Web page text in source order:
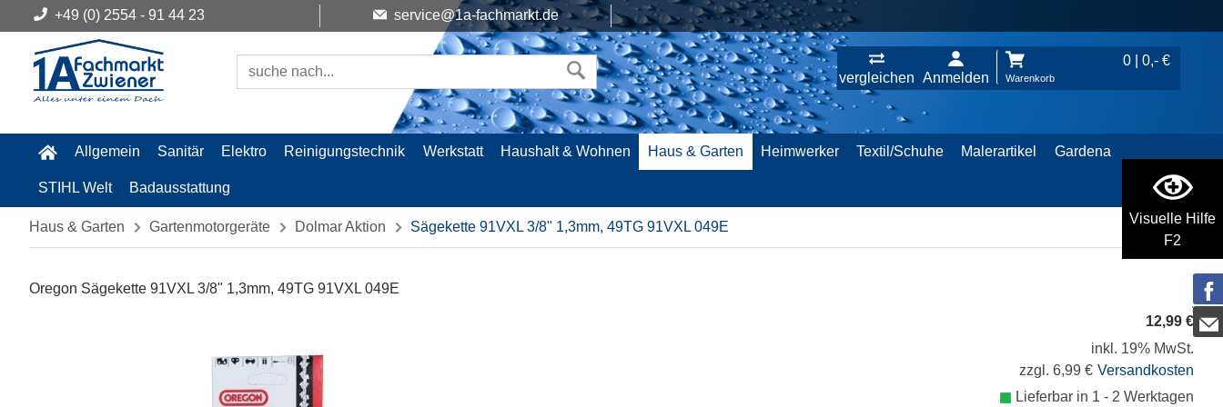
Visuelle Hilfe
F2
+49 (0) 2554 - 91 44 23 service@1a-fachmarkt.de
vergleichen Anmelden
0 | 0,- €
Warenkorb
Allgemein Sanitär Elektro Reinigungstechnik Werkstatt Haushalt & Wohnen Haus & Garten Heimwerker Textil/Schuhe Malerartikel Gardena
STIHL Welt Badausstattung
Haus & Garten Gartenmotorgeräte Dolmar Aktion Sägekette 91VXL 3/8" 1,3mm, 49TG 91VXL 049E
Oregon Sägekette 91VXL 3/8" 1,3mm, 49TG 91VXL 049E
12,99 €
inkl. 19% MwSt.
zzgl. 6,99 € Versandkosten
Lieferbar in 1 - 2 Werktagen